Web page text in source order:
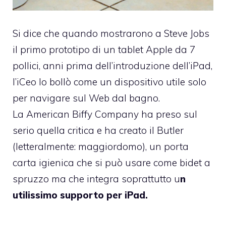
Si dice che quando mostrarono a Steve Jobs
il primo prototipo di un tablet Apple da 7
pollici, anni prima dell’introduzione dell’iPad,
l’iCeo lo bollò come un dispositivo utile solo
per navigare sul Web dal bagno.
La American Biffy Company ha preso sul
serio quella critica e ha creato il Butler
(letteralmente: maggiordomo), un porta
carta igienica che si può usare come bidet a
spruzzo ma che integra soprattutto un
utilissimo supporto per iPad.